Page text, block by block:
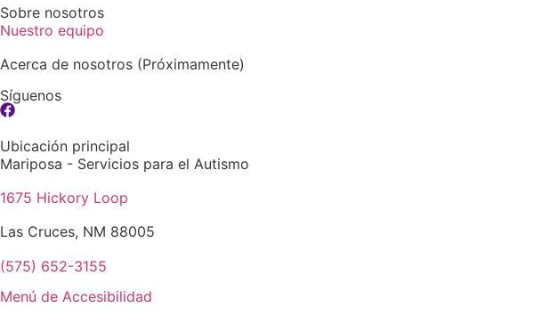
Sobre nosotros
Nuestro equipo
Acerca de nosotros (Próximamente)
Síguenos
Ubicación principal
Mariposa - Servicios para el Autismo
1675 Hickory Loop
Las Cruces, NM 88005
(575) 652-3155
Menú de Accesibilidad